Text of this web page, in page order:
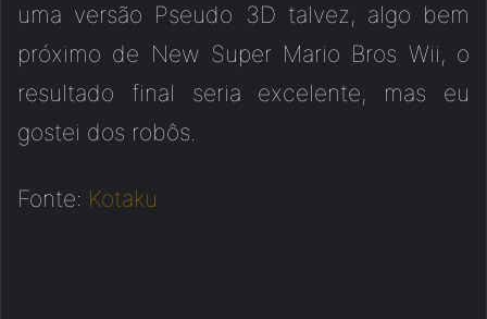
uma versão Pseudo 3D talvez, algo bem
próximo de New Super Mario Bros Wii, o
resultado final seria excelente, mas eu
gostei dos robôs.
Fonte: Kotaku